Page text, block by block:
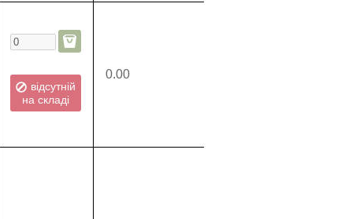
відсутній
на складі
0.00